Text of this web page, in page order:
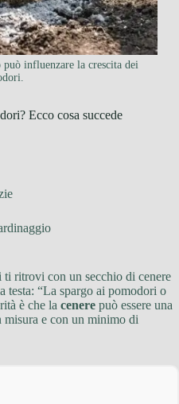
influenzare la crescita dei
Ecco cosa succede
ritrovi con un secchio di cenere
testa: “La spargo ai pomodori o
è che la cenere può essere una
misura e con un minimo di